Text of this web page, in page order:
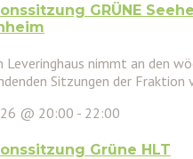
GRÜNE
Leveringhaus nimmt an den
Sitzungen der Fraktion
@ 20:00 - 22:00
Grüne HLT